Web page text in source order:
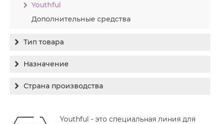
Youthful
Дополнительные средства
Тип товара
Бальзам
Концентрат
Назначение
Гиперпигментация
Заживление
Страна производства
Канада
Youthful - это специальная линия для